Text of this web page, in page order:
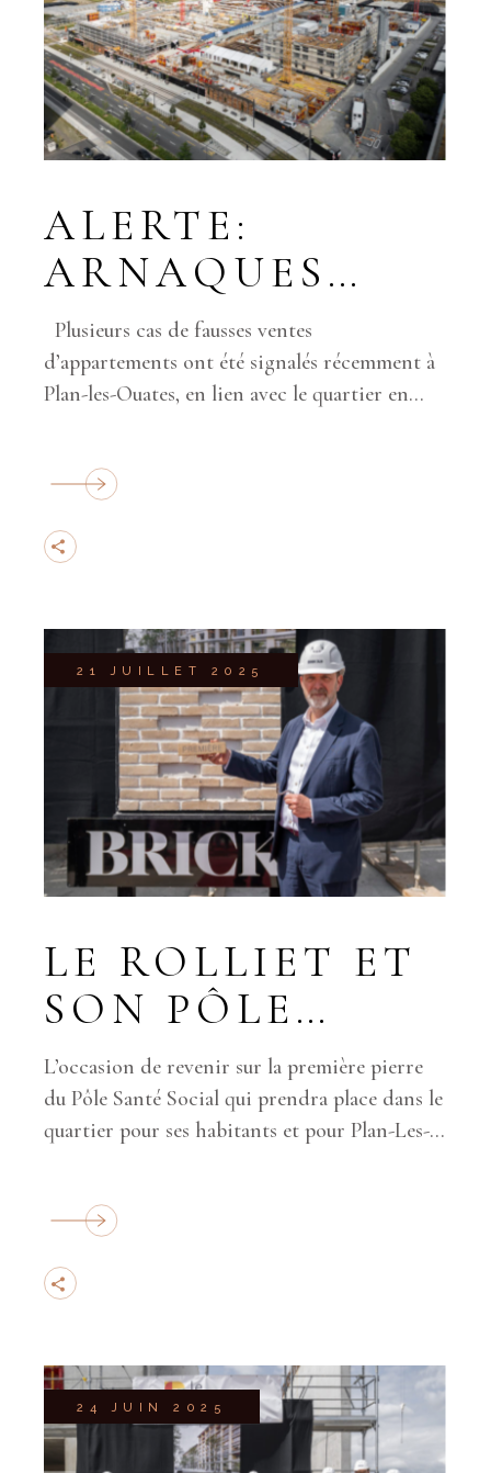
ALERTE:
ARNAQUES
IMMOBILIÈRES
Plusieurs cas de fausses ventes
d’appartements ont été signalés récemment à
Plan-les-Ouates, en lien avec le quartier en
21 JUILLET 2025
LE ROLLIET ET
SON PÔLE
SANTÉ SOCIAL
SONT À
L’HONNEUR
DANS
CHANTIER
MAGAZINE
L’occasion de revenir sur la première pierre
du Pôle Santé Social qui prendra place dans le
quartier pour ses habitants et pour Plan-Les-
24 JUIN 2025